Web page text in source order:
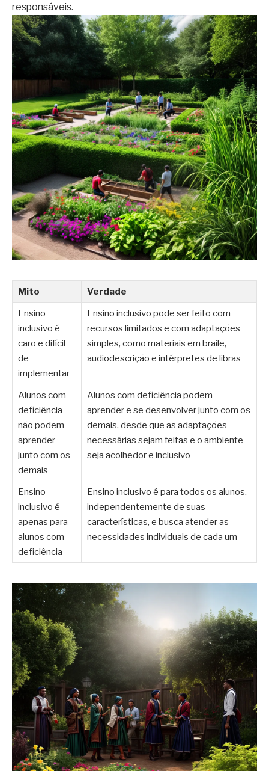
responsáveis.
Mito
Verdade
Ensino
inclusivo é
caro e difícil
de
implementar
Ensino inclusivo pode ser feito com
recursos limitados e com adaptações
simples, como materiais em braile,
audiodescrição e intérpretes de libras
Alunos com
deficiência
não podem
aprender
junto com os
demais
Alunos com deficiência podem
aprender e se desenvolver junto com os
demais, desde que as adaptações
necessárias sejam feitas e o ambiente
seja acolhedor e inclusivo
Ensino
inclusivo é
apenas para
alunos com
deficiência
Ensino inclusivo é para todos os alunos,
independentemente de suas
características, e busca atender as
necessidades individuais de cada um